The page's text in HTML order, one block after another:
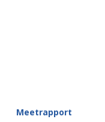
Meetrapport